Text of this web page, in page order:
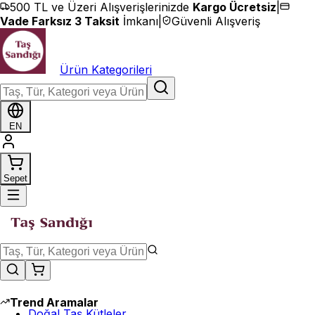
İçeriğe geç
500 TL ve Üzeri Alışverişlerinizde Kargo Ücretsiz
Vade Farksız 3 Taksit İmkanı Güvenli Alışveriş
Ürün Kategorileri
EN
Sepet
Trend Aramalar